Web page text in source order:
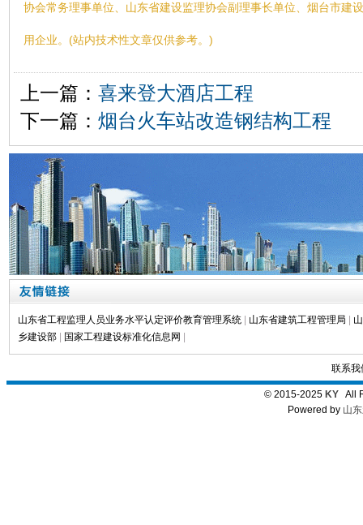
协会常务理事单位、山东省建设监理协会副理事长单位、烟台市建
用企业。(站内技术性文章仅供参考。)
上一篇： 喜来登大酒店工程
下一篇： 烟台火车站改造钢结构工程
山东省工程监理人员业务水平认定评价教育管理系统 山东省建筑工程管理局
乡建设部
国家工程建设标准化信息网
联系我
© 2015-2025 KY All
Powered by 山